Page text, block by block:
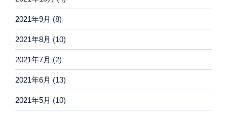
2021年9月 (8)
2021年8月 (10)
2021年7月 (2)
2021年6月 (13)
2021年5月 (10)